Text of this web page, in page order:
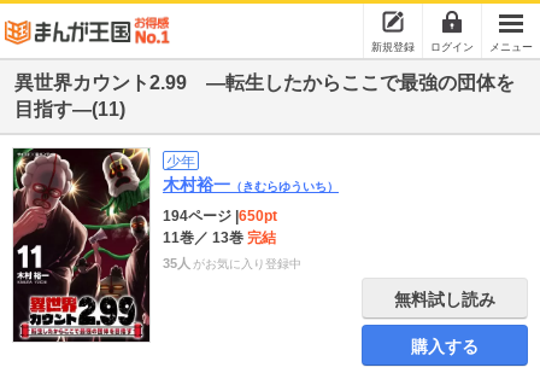
新規登録 ログイン メニュー
異世界カウント2.99 ―転生したからここで最強の団体を
目指す―(11)
少年
木村裕一 （きむらゆういち）
194ページ 650pt
11巻／ 13巻 完結
35人 がお気に入り登録中
無料試し読み
購入する